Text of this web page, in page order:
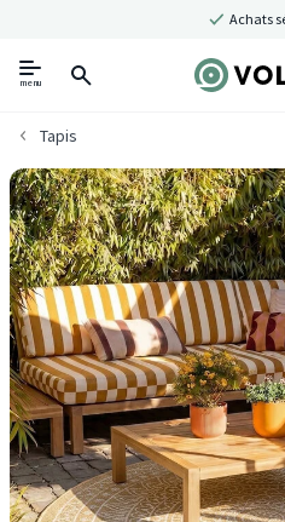
Achats
menu
Tapis